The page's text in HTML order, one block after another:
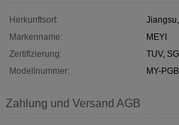
Herkunftsort:
Markenname:
MEYI
Zertifizierung:
TUV,
Modellnummer:
MY-PGB
Zahlung und Versand AGB